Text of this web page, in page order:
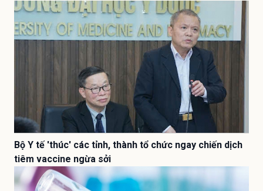
Bộ Y tế 'thúc' các tỉnh, thành tổ chức ngay chiến dịch
tiêm vaccine ngừa sởi